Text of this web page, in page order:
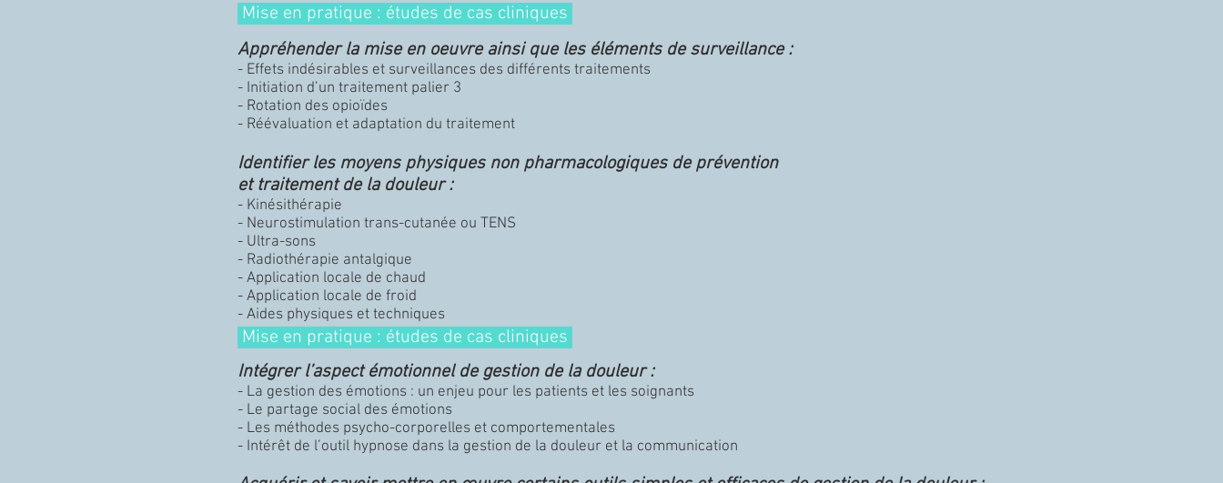
Appréhender la mise en oeuvre ainsi que les éléments de surveillance :
- Effets indésirables et surveillances des différents traitements
- Initiation d’un traitement palier 3
- Rotation des opioïdes
- Réévaluation et adaptation du traitement
Identifier les moyens physiques non pharmacologiques de prévention
et traitement de la douleur :
- Kinésithérapie
- Neurostimulation trans-cutanée ou TENS
- Ultra-sons
- Radiothérapie antalgique
- Application locale de chaud
- Application locale de froid
- Aides physiques et techniques
Intégrer l’aspect émotionnel de gestion de la douleur :
- La gestion des émotions : un enjeu pour les patients et les soignants
- Le partage social des émotions
- Les méthodes psycho-corporelles et comportementales
- Intérêt de l’outil hypnose dans la gestion de la douleur et la communication
Mise en pratique : études de cas cliniques
Mise en pratique : études de cas cliniques